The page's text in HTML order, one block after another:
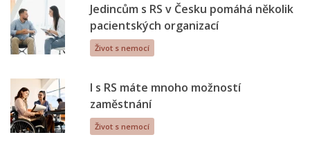
Jedincům s RS v Česku pomáhá několik
pacientských organizací
Život s nemocí
I s RS máte mnoho možností
zaměstnání
Život s nemocí